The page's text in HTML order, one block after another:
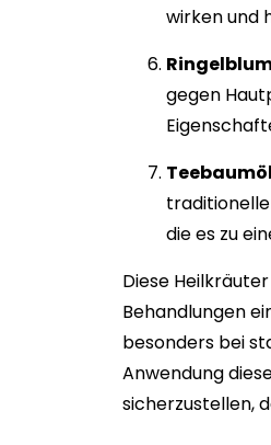
wirken und
gegen
die es zu
Diese
Behandlungen
besonders bei
Anwendung
sicherzustellen,